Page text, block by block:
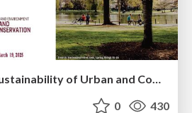
Stewardship and Sustainability of Urban and Community Forests
0 430